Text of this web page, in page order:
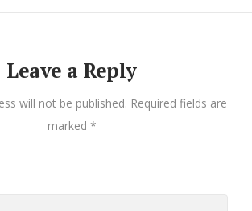
Leave a Reply
will not be published. Required fields are
marked *